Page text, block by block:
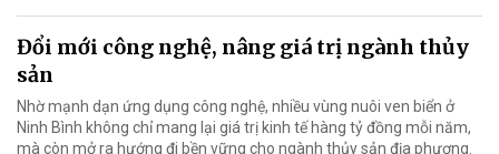
Đổi mới công nghệ, nâng giá trị ngành thủy
sản
Nhờ mạnh dạn ứng dụng công nghệ, nhiều vùng nuôi ven biển ở
Ninh Bình không chỉ mang lại giá trị kinh tế hàng tỷ đồng mỗi năm,
mà còn mở ra hướng đi bền vững cho ngành thủy sản địa phương.